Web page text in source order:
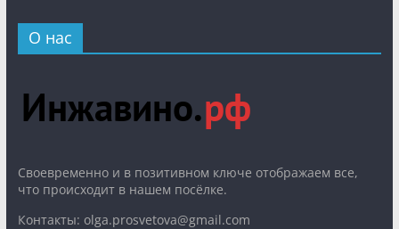
О нас
Cвоевременно и в позитивном ключе отображаем все,
что происходит в нашем посёлке.
Контакты: olga.prosvetova@gmail.com